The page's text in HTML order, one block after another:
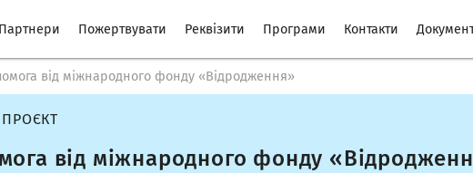
Партнери Пожертвувати Реквізити Програми Контакти
від міжнародного фонду «Відродження»
від міжнародного фонду